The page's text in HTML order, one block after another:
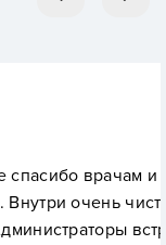
и
чисто, уютно
встретили с